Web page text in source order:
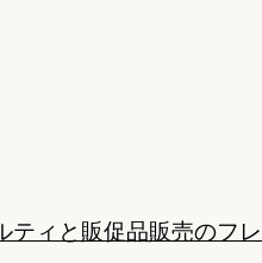
ティと販促品販売のフ